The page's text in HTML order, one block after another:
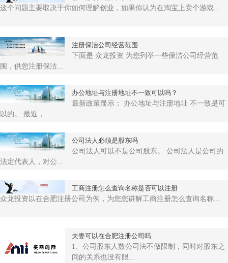
这个问题主要取决于你如何理解创业，如果你认为在淘宝上卖个游戏...
注册保洁公司经营范围
下面是 众龙投资 为您列举一些保洁公司经营范
围，供您注册保洁...
办公地址与注册地址不一致可以吗？
最新政策显示： 办公地址与注册地址 不一致是可
以的。 最近，...
公司法人必须是股东吗
公司法人可以不是公司股东。 公司法人是公司的
法定代表人，对公...
工商注册怎么查询名称是否可以注册
众龙投资以在合肥注册公司为例，为您您讲解工商注册怎么查询名称...
夫妻可以在合肥注册公司吗
1、公司股东人数公司法不做限制，同时对股东之
间的关系也没有限...